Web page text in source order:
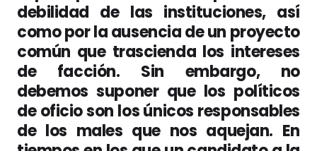
debilidad de las instituciones, así
como por la ausencia de un proyecto
común que trascienda los intereses
de facción. Sin embargo, no
debemos suponer que los políticos
de oficio son los únicos responsables
de los males que nos aquejan. En